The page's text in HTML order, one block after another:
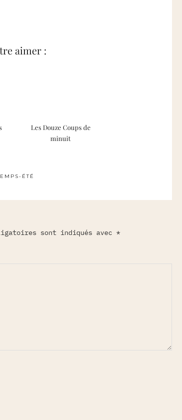
aimer :
Les Douze Coups de
minuit
ÉTÉ
sont indiqués avec *